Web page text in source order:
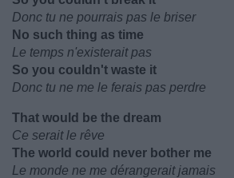
Donc tu ne pourrais pas le briser
No such thing as time
Le temps n'existerait pas
So you couldn't waste it
Donc tu ne me le ferais pas perdre
That would be the dream
Ce serait le rêve
The world could never bother me
Le monde ne me dérangerait jamais